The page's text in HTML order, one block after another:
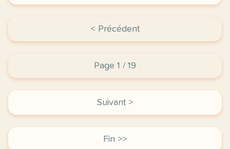
< Précédent
Page 1 / 19
Suivant >
Fin >>